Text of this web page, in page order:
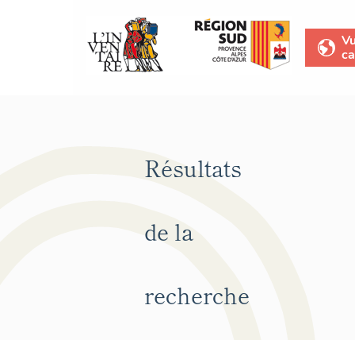
Résultats
de la
recherche